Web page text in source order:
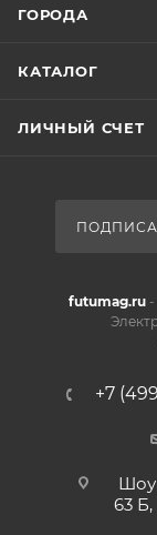
ГОРОДА
КАТАЛОГ
ЛИЧНЫЙ СЧЕТ
futumag.ru-
+7
63 Б,